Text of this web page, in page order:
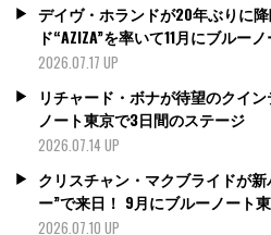
デイヴ・ホランドが20年ぶりに
ド“AZIZA”を率いて11月にブルー
2026.07.17 UP
リチャード・ボナが待望のクイ
ノート東京で3日間のステージ
2026.07.14 UP
クリスチャン・マクブライドが
ー”で来日！ 9月にブルーノート
2026.07.10 UP